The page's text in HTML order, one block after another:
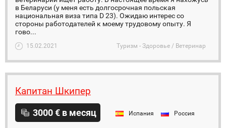
в Беларуси (у меня есть долгосрочная польская
национальная виза типа D 23). Ожидаю интерес со
стороны работодателей к моему трудовому опыту. Я
гово...
15.02.2021 Туризм - Здоровье / Ветеринар
Капитан Шкипер
3000 € в месяц Испания Россия